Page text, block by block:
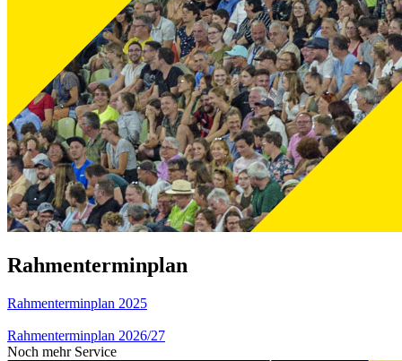
Rahmenterminplan
Rahmenterminplan 2025
Rahmenterminplan 2026/27
Noch mehr Service